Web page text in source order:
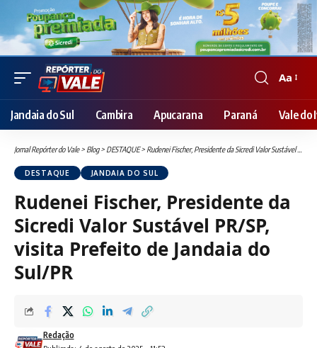
Font
Resizer
Aa
Jandaia do Sul Cambira Apucarana Paraná Vale do
Jornal Repórter do Vale> Blog> DESTAQUE> Rudenei Fischer, Presidente da Sicredi Valor Sustável PR/SP, visita Prefeito de Jandaia do Sul/PR
DESTAQUE JANDAIA DO SUL
Rudenei Fischer, Presidente da
Sicredi Valor Sustável PR/SP,
visita Prefeito de Jandaia do
Sul/PR
Redação